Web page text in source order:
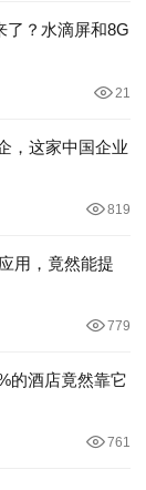
了？水滴屏和8G
21
，这家中国企业
819
用，竟然能提
779
的酒店竟然靠它
761